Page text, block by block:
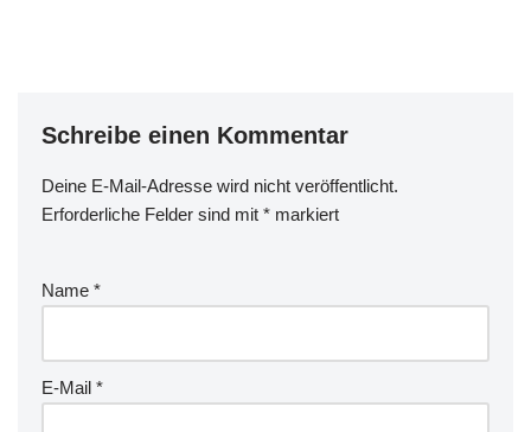
Schreibe einen Kommentar
Deine E-Mail-Adresse wird nicht veröffentlicht.
Erforderliche Felder sind mit * markiert
Name *
E-Mail *